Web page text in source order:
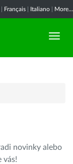
Français Italiano More...
novinky alebo
vás!